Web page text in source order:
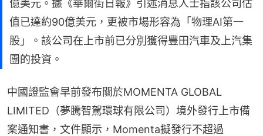
億美元。據《華爾街日報》引述消息人士指該公司估
值已達約90億美元，更被市場形容為「物理AI第一
股」。該公司在上市前已分別獲得豐田汽車及上汽集
團的投資。
中國證監會早前發布關於MOMENTA GLOBAL
LIMITED（夢騰智駕環球有限公司）境外發行上市備
案通知書，文件顯示，Momenta擬發行不超過